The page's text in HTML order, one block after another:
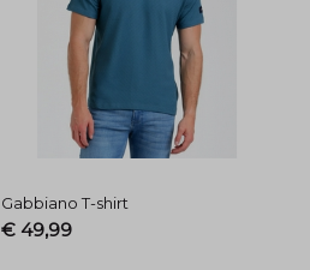
Gabbiano T-shirt
€ 49,99